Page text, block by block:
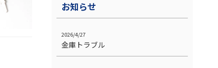
お知らせ
2026/4/27
金庫トラブル